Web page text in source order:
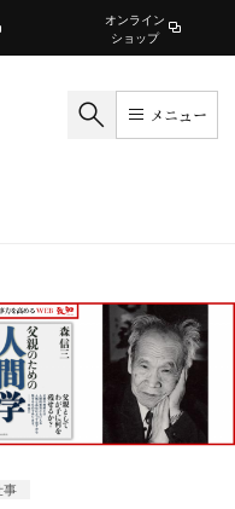
オンライン
ショップ
メニュー
事